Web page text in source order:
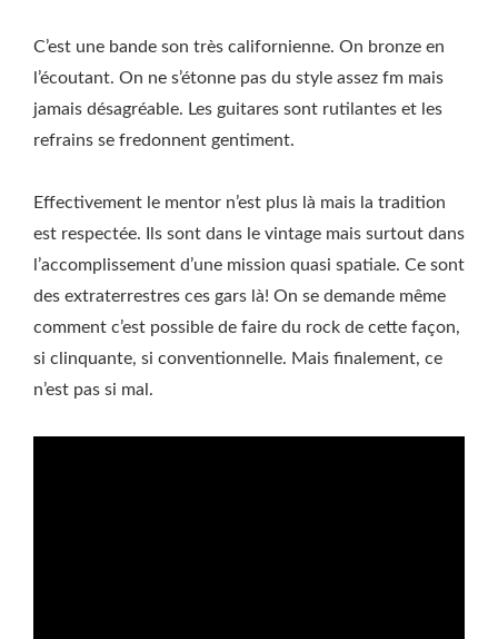
C’est une bande son très californienne. On bronze en
l’écoutant. On ne s’étonne pas du style assez fm mais
jamais désagréable. Les guitares sont rutilantes et les
refrains se fredonnent gentiment.
Effectivement le mentor n’est plus là mais la tradition
est respectée. Ils sont dans le vintage mais surtout dans
l’accomplissement d’une mission quasi spatiale. Ce sont
des extraterrestres ces gars là! On se demande même
comment c’est possible de faire du rock de cette façon,
si clinquante, si conventionnelle. Mais finalement, ce
n’est pas si mal.